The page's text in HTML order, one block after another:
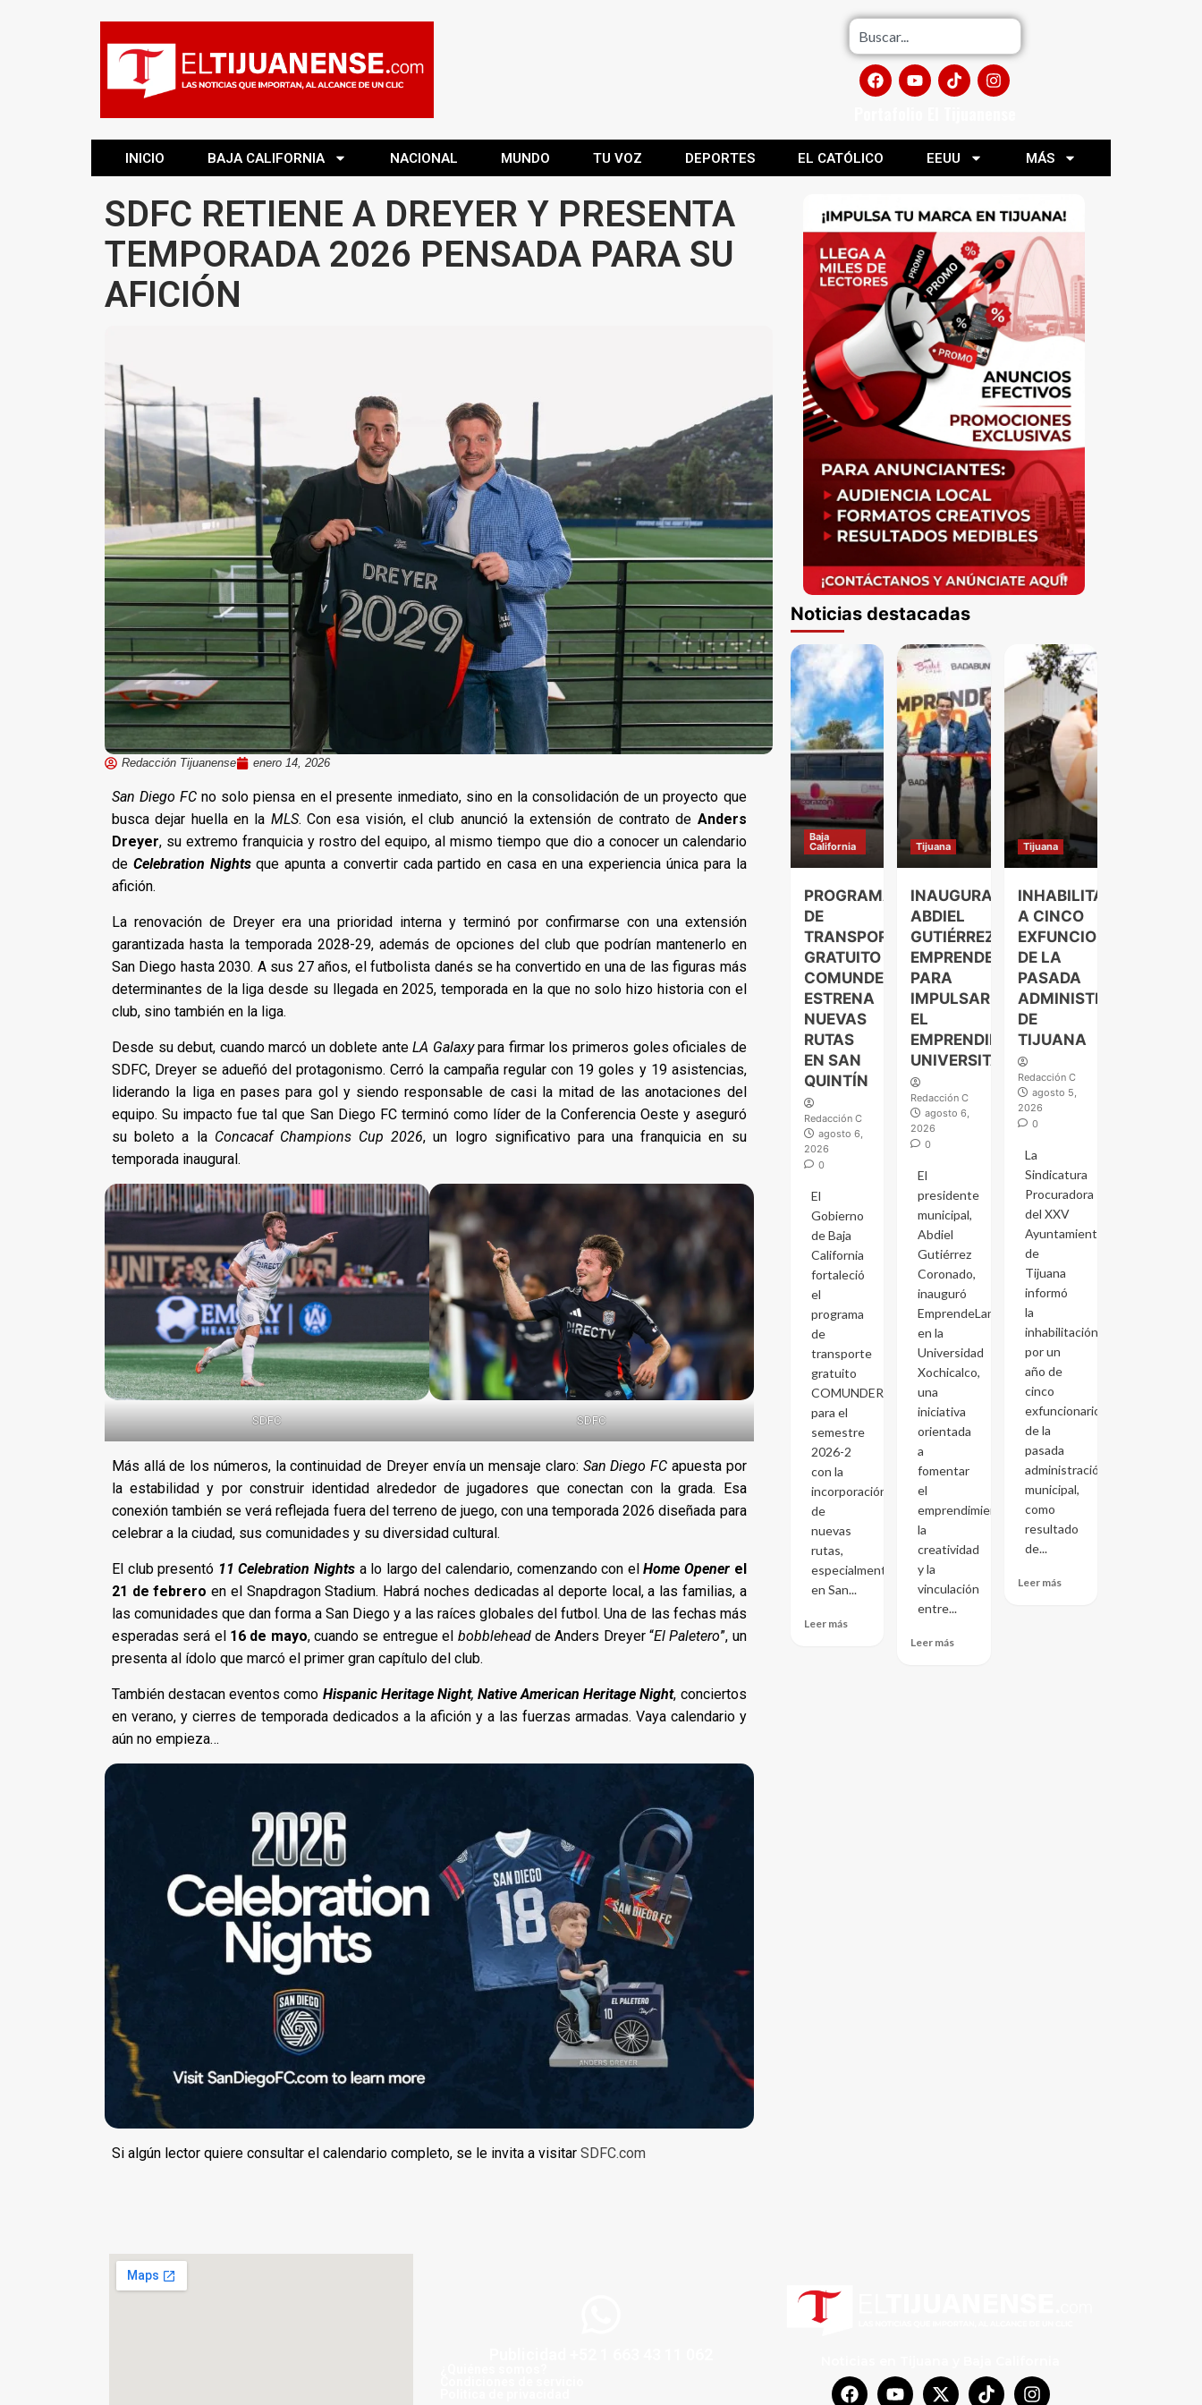
INICIO BAJA CALIFORNIA NACIONAL MUNDO TU VOZ DEPORTES EL CATÓLICO EEUU MÁS
SDFC RETIENE A DREYER Y PRESENTA
TEMPORADA 2026 PENSADA PARA SU
AFICIÓN
Redacción Tijuanense enero 14, 2026
San Diego FC no solo piensa en el presente inmediato, sino en la consolidación de un proyecto que
busca dejar huella en la MLS. Con esa visión, el club anunció la extensión de contrato de Anders
Dreyer, su extremo franquicia y rostro del equipo, al mismo tiempo que dio a conocer un calendario
de Celebration Nights que apunta a convertir cada partido en casa en una experiencia única para la
afición.
La renovación de Dreyer era una prioridad interna y terminó por confirmarse con una extensión
garantizada hasta la temporada 2028-29, además de opciones del club que podrían mantenerlo en
San Diego hasta 2030. A sus 27 años, el futbolista danés se ha convertido en una de las figuras más
determinantes de la liga desde su llegada en 2025, temporada en la que no solo hizo historia con el
club, sino también en la liga.
Desde su debut, cuando marcó un doblete anteLA Galaxypara firmar los primeros goles oficiales de
SDFC, Dreyer se adueñó del protagonismo. Cerró la campaña regular con 19 goles y 19 asistencias,
liderando la liga en pases para gol y siendo responsable de casi la mitad de las anotaciones del
equipo. Su impacto fue tal que San Diego FC terminó como líder de la Conferencia Oeste y aseguró
su boleto a la Concacaf Champions Cup 2026, un logro significativo para una franquicia en su
temporada inaugural.
SDFC SDFC
Más allá de los números, la continuidad de Dreyer envía un mensaje claro: San Diego FC apuesta por
la estabilidad y por construir identidad alrededor de jugadores que conectan con la grada. Esa
conexión también se verá reflejada fuera del terreno de juego, con una temporada 2026 diseñada para
celebrar a la ciudad, sus comunidades y su diversidad cultural.
El club presentó 11 Celebration Nights a lo largo del calendario, comenzando con elHome Opener el
21 de febrero en el Snapdragon Stadium. Habrá noches dedicadas al deporte local, a las familias, a
las comunidades que dan forma a San Diego y a las raíces globales del futbol. Una de las fechas más
esperadas será el 16 de mayo, cuando se entregue el bobblehead de Anders Dreyer “El Paletero”, un
presenta al ídolo que marcó el primer gran capítulo del club.
También destacan eventos como Hispanic Heritage Night,Native American Heritage Night, conciertos
en verano, y cierres de temporada dedicados a la afición y a las fuerzas armadas. Vaya calendario y
aún no empieza…
Si algún lector quiere consultar el calendario completo, se le invita a visitar SDFC.com
Noticias destacadas
Baja
California
PROGRAMA
DE
TRANSPORTE
GRATUITO
COMUNDER
ESTRENA
NUEVAS
RUTAS
EN SAN
QUINTÍN
Redacción C
agosto 6,
2026
0
El
Gobierno
de Baja
California
fortaleció
el
programa
de
transporte
gratuito
COMUNDER
para el
semestre
2026-2
con la
incorporación
de
nuevas
rutas,
especialmente
en San...
Leer más
Tijuana
INAUGURA
ABDIEL
GUTIÉRREZ
EMPRENDELAND
PARA
IMPULSAR
EL
EMPRENDIMIENTO
UNIVERSITARIO
Redacción C
agosto 6,
2026
0
El
presidente
municipal,
Abdiel
Gutiérrez
Coronado,
inauguró
EmprendeLand
en la
Universidad
Xochicalco,
una
iniciativa
orientada
a
fomentar
el
emprendimiento,
la
creatividad
y la
vinculación
entre...
Leer más
Tijuana
INHABILITAN
A CINCO
EXFUNCIONARIOS
DE LA
PASADA
ADMINISTRACIÓN
DE
TIJUANA
Redacción C
agosto 5,
2026
0
La
Sindicatura
Procuradora
del XXV
Ayuntamiento
de
Tijuana
informó
la
inhabilitación
por un
año de
cinco
exfuncionarios
de la
pasada
administración
municipal,
como
resultado
de...
Leer más